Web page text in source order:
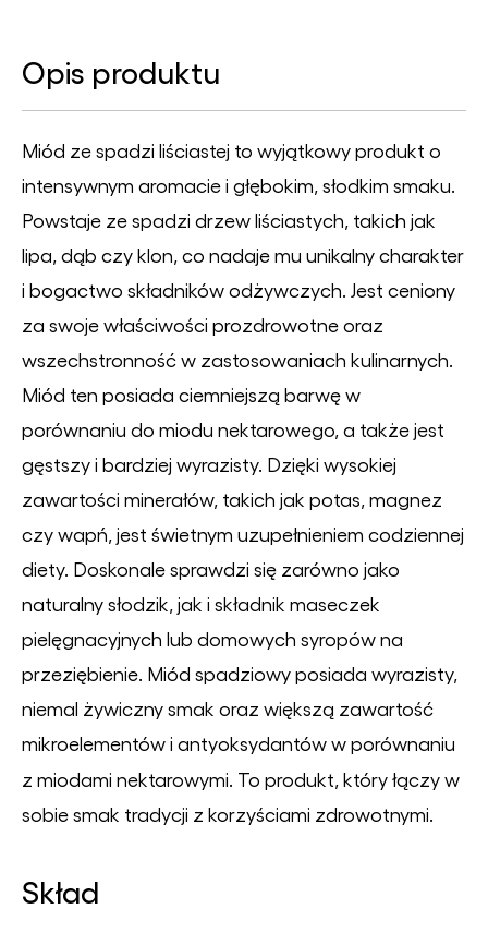
Opis produktu
Miód ze spadzi liściastej to wyjątkowy produkt o
intensywnym aromacie i głębokim, słodkim smaku.
Powstaje ze spadzi drzew liściastych, takich jak
lipa, dąb czy klon, co nadaje mu unikalny charakter
i bogactwo składników odżywczych. Jest ceniony
za swoje właściwości prozdrowotne oraz
wszechstronność w zastosowaniach kulinarnych.
Miód ten posiada ciemniejszą barwę w
porównaniu do miodu nektarowego, a także jest
gęstszy i bardziej wyrazisty. Dzięki wysokiej
zawartości minerałów, takich jak potas, magnez
czy wapń, jest świetnym uzupełnieniem codziennej
diety. Doskonale sprawdzi się zarówno jako
naturalny słodzik, jak i składnik maseczek
pielęgnacyjnych lub domowych syropów na
przeziębienie. Miód spadziowy posiada wyrazisty,
niemal żywiczny smak oraz większą zawartość
mikroelementów i antyoksydantów w porównaniu
z miodami nektarowymi. To produkt, który łączy w
sobie smak tradycji z korzyściami zdrowotnymi.
Skład